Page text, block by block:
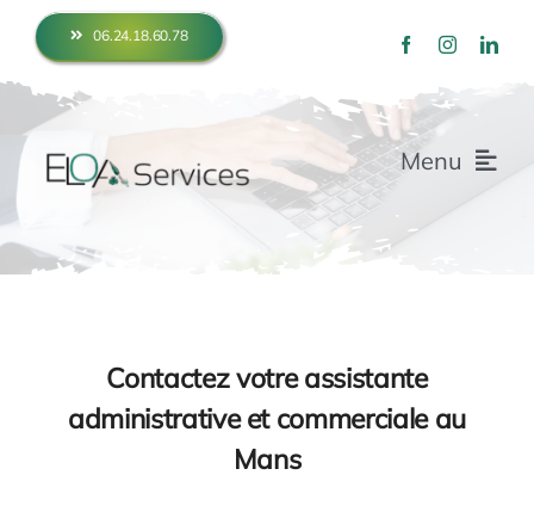
content
06.24.18.60.78
Menu
Accueil
Prestations
Contactez votre assistante
administrative et commerciale au
Mans